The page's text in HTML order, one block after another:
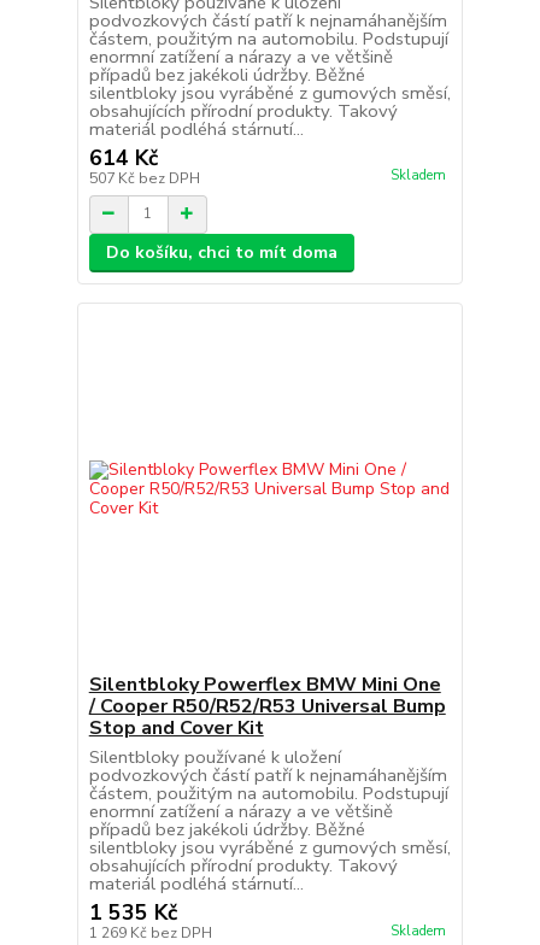
podvozkových částí patří k nejnamáhanějším
částem, použitým na automobilu. Podstupují
enormní zatížení a nárazy a ve většině
případů bez jakékoli údržby. Běžné
silentbloky jsou vyráběné z gumových směsí,
obsahujících přírodní produkty. Takový
materiál podléhá stárnutí...
614 Kč
507 Kč bez DPH Skladem
Do košíku, chci to mít doma
Silentbloky Powerflex BMW Mini One
/ Cooper R50/R52/R53 Universal Bump
Stop and Cover Kit
Silentbloky používané k uložení
podvozkových částí patří k nejnamáhanějším
částem, použitým na automobilu. Podstupují
enormní zatížení a nárazy a ve většině
případů bez jakékoli údržby. Běžné
silentbloky jsou vyráběné z gumových směsí,
obsahujících přírodní produkty. Takový
materiál podléhá stárnutí...
1 535 Kč
1 269 Kč bez DPH Skladem